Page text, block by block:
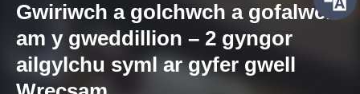
Gwiriwch a golchwch a gofalwch
am y gweddillion – 2 gyngor
ailgylchu syml ar gyfer gwell